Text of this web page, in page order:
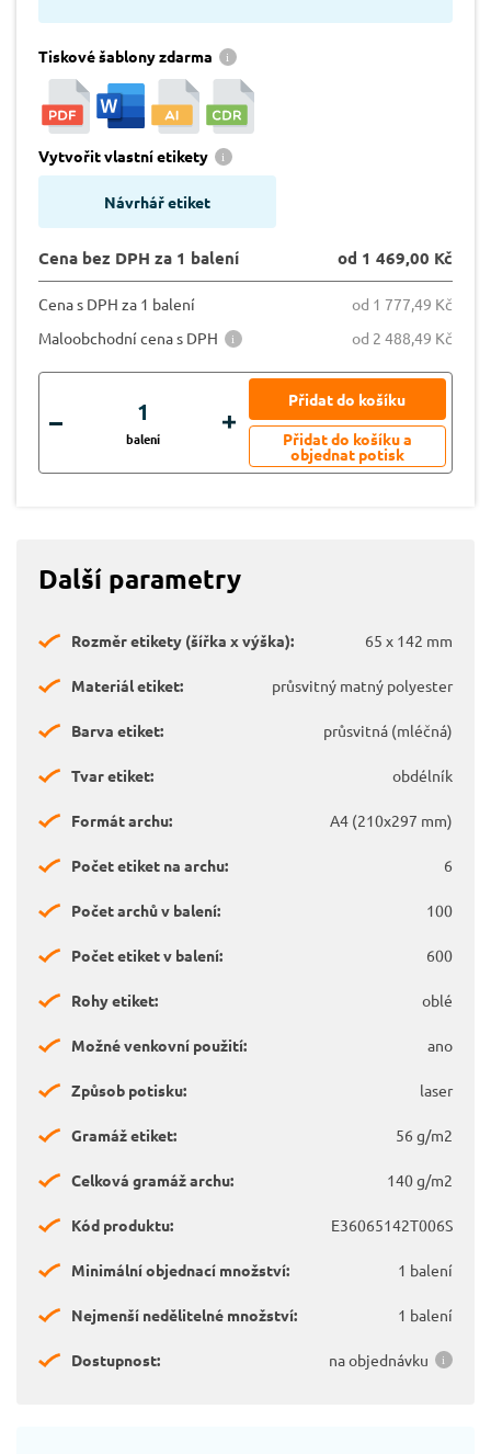
Tiskové šablony zdarma
Vytvořit vlastní etikety
Návrhář etiket
Cena bez DPH za 1 balení od 1 469,00 Kč
Cena s DPH za 1 balení
od 1 777,49 Kč
Maloobchodní cena s DPH
od 2 488,49 Kč
balení
Další parametry
Rozměr etikety (šířka x výška): 65 x 142 mm
Materiál etiket: průsvitný matný polyester
Barva etiket: průsvitná (mléčná)
Tvar etiket: obdélník
Formát archu: A4 (210x297 mm)
Počet etiket na archu: 6
Počet archů v balení: 100
Počet etiket v balení: 600
Rohy etiket: oblé
Možné venkovní použití: ano
Způsob potisku: laser
Gramáž etiket: 56 g/m2
Celková gramáž archu: 140 g/m2
Kód produktu: E36065142T006S
Minimální objednací množství: 1 balení
Nejmenší nedělitelné množství: 1 balení
Dostupnost: na objednávku